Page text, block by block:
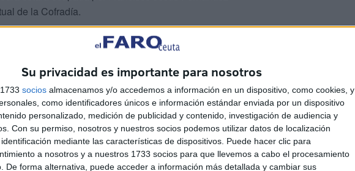
Su privacidad es importante para nosotros
socios almacenamos y/o accedemos a información en un dispositivo, como cookies, y
como identificadores únicos e información estándar enviada por un dispositivo
personalizado, medición de publicidad y contenido, investigación de audiencia y
Con su permiso, nosotros y nuestros socios podemos utilizar datos de localización
mediante las características de dispositivos. Puede hacer clic para
a nosotros y a nuestros 1733 socios para que llevemos a cabo el procesamiento
De forma alternativa, puede acceder a información más detallada y cambiar sus
de la Cofradía.
detalles para su salida procesional, que este año se